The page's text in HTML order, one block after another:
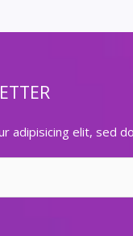
adipisicing elit, sed